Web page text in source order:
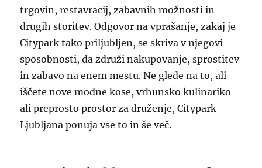
trgovin, restavracij, zabavnih možnosti in
drugih storitev. Odgovor na vprašanje, zakaj je
Citypark tako priljubljen, se skriva v njegovi
sposobnosti, da združi nakupovanje, sprostitev
in zabavo na enem mestu. Ne glede na to, ali
iščete nove modne kose, vrhunsko kulinariko
ali preprosto prostor za druženje, Citypark
Ljubljana ponuja vse to in še več.